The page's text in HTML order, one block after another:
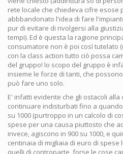
rete locale che chiedeva cifre esose
abbbandonato l'idea di fare
pur di evitare di rivolgersi alla
tempi). Ed è questa la ragione
consumatore non è poi così tutelato
con la class action tutto ciò possa
del gruppo! lo scopo del gruppo è
insieme le forze di tanti, che
può fare uno solo.
E' infatti evidente che gli ostacoli
continuare indisturbati fino a
su 1000 (purtroppo in un calcolo di
spese per una causa piuttosto che
invece, agiscono in 900 su 1000, e
centinaia di migliaia di euro di spese
quelli di controparte, forse le cose